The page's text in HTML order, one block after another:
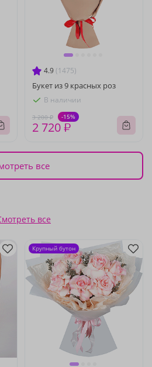
4.9 (1475)
Букет из 9 красных роз
В наличии
3 200 ₽ -15%
2 720 ₽
все
все
Крупный бутон